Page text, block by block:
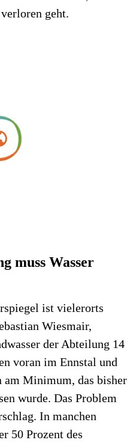
geht.
muss Wasser
ist vielerorts
Wiesmair,
der Abteilung 14
voran im Ennstal und
Minimum, das bisher
wurde. Das Problem
In manchen
50 Prozent des